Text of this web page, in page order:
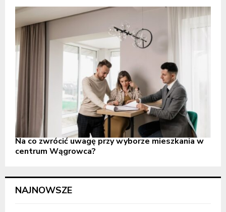
Na co zwrócić uwagę przy wyborze mieszkania w
centrum Wągrowca?
NAJNOWSZE